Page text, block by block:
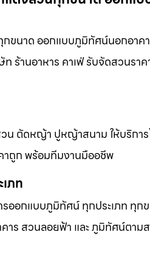
ขนาด ออกแบบภูมิทัศน์นอกอาค
ท ร้านอาหาร คาเฟ่ รับจัดสวน
น ตัดหญ้า ปูหญ้าสนาม ให้บริก
าถูก พร้อมทีมงานมืออชีพ
ภท
อกแบบภูมิทัศน์ ทุกประเภท ทุก
ร สวนลอยฟ้า และ ภูมิทัศน์ตา